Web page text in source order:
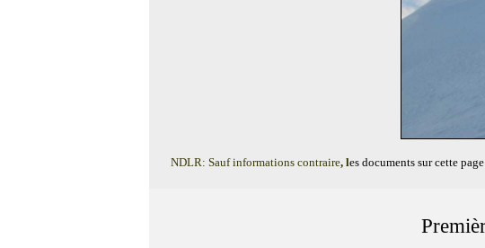
NDLR: Sauf informations contraire, les documents sur cette